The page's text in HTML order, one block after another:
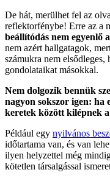
De hát, merülhet fel az
reflektorfénybe! Erre az a
beállítódás nem egyenlő
nem azért hallgatagok,
számukra nem elsődleges,
gondolataikat másokkal.
Nem dolgozik bennük
nagyon sokszor igen: ha
keretek között kilépnek
Például egy nyilvános
időtartama van, és van
ilyen helyzettel még
kötetlen társalgással